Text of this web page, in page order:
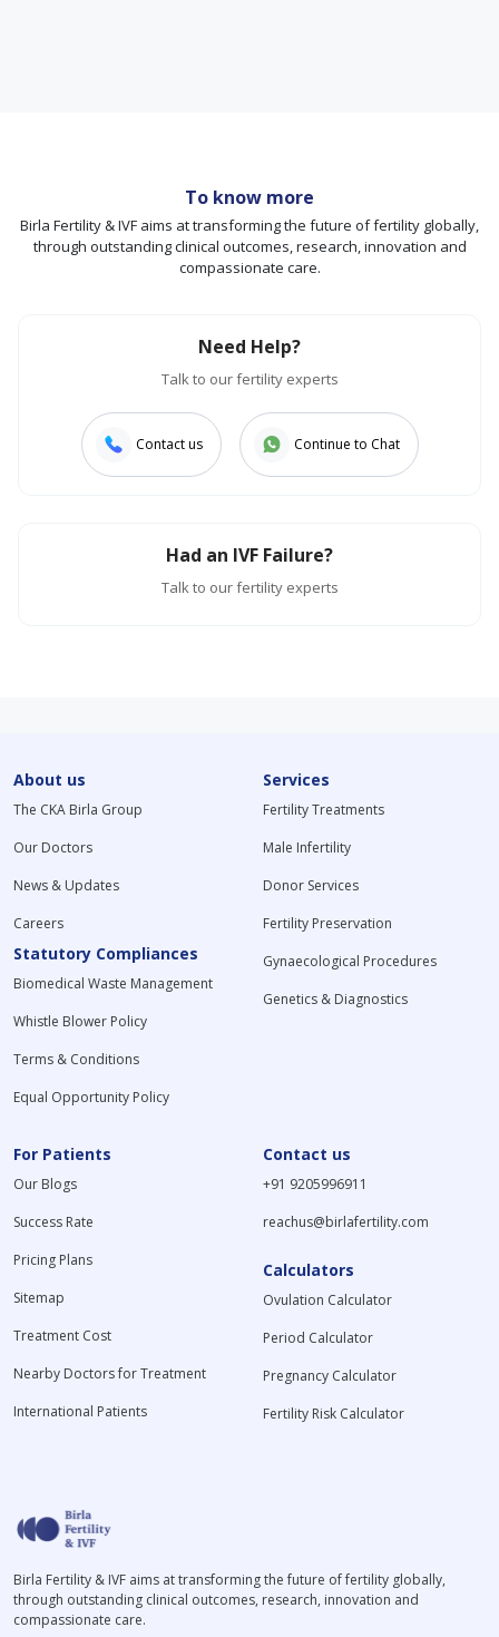
To know more
Birla Fertility & IVF aims at transforming the future of fertility globally,
through outstanding clinical outcomes, research, innovation and
compassionate care.
Need Help?
Talk to our fertility experts
Contact us Continue to Chat
Had an IVF Failure?
Talk to our fertility experts
About us
The CKA Birla Group
Our Doctors
News & Updates
Careers
Statutory Compliances
Biomedical Waste Management
Whistle Blower Policy
Terms & Conditions
Equal Opportunity Policy
Services
Fertility Treatments
Male Infertility
Donor Services
Fertility Preservation
Gynaecological Procedures
Genetics & Diagnostics
For Patients
Our Blogs
Success Rate
Pricing Plans
Sitemap
Treatment Cost
Nearby Doctors for Treatment
International Patients
Contact us
+91 9205996911
reachus@birlafertility.com
Calculators
Ovulation Calculator
Period Calculator
Pregnancy Calculator
Fertility Risk Calculator
Birla Fertility & IVF aims at transforming the future of fertility globally,
through outstanding clinical outcomes, research, innovation and
compassionate care.